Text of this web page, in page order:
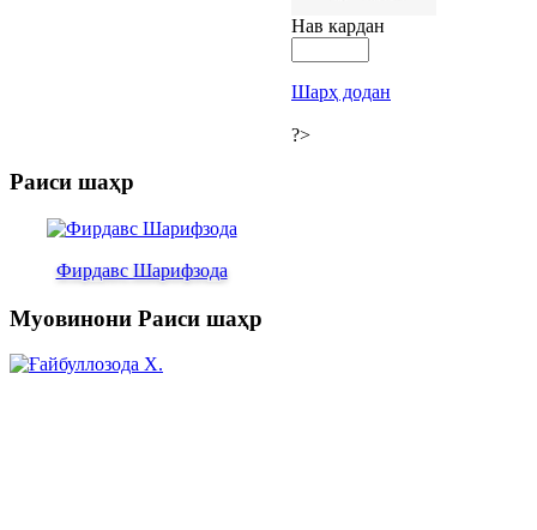
Нав кардан
Шарҳ додан
?>
Раиси шаҳр
Фирдавс Шарифзода
Муовинони Раиси шаҳр